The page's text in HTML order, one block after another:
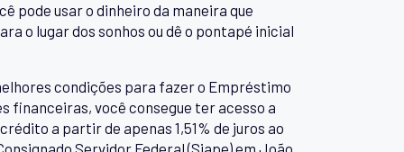
pode usar o dinheiro da maneira que
o lugar dos sonhos ou dê o pontapé inicial
condições para fazer o Empréstimo
financeiras, você consegue ter acesso a
a partir de apenas 1,51% de juros ao